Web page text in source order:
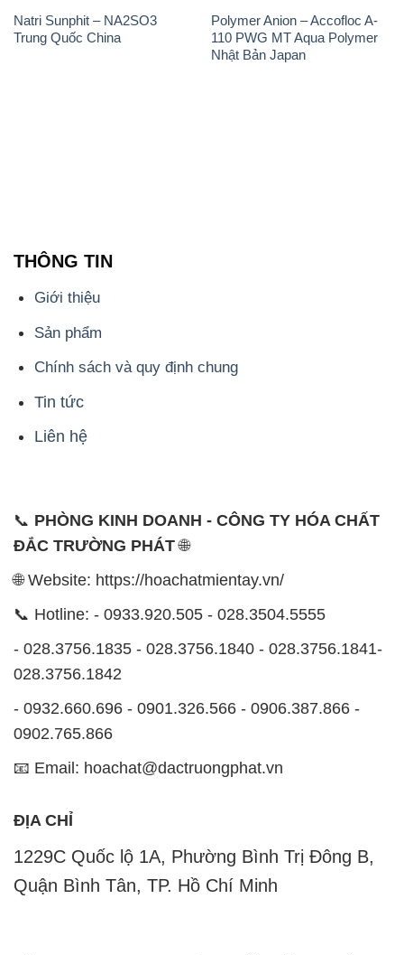
Natri Sunphit – NA2SO3
Trung Quốc China
Polymer Anion – Accofloc A-
110 PWG MT Aqua Polymer
Nhật Bản Japan
THÔNG TIN
Giới thiệu
Sản phẩm
Chính sách và quy định chung
Tin tức
Liên hệ
📞 PHÒNG KINH DOANH - CÔNG TY HÓA CHẤT
ĐẮC TRƯỜNG PHÁT🌐
🌐 Website: https://hoachatmientay.vn/
📞 Hotline: - 0933.920.505 - 028.3504.5555
- 028.3756.1835 - 028.3756.1840 - 028.3756.1841-
028.3756.1842
- 0932.660.696 - 0901.326.566 - 0906.387.866 -
0902.765.866
📧 Email: hoachat@dactruongphat.vn
ĐỊA CHỈ
1229C Quốc lộ 1A, Phường Bình Trị Đông B,
Quận Bình Tân, TP. Hồ Chí Minh